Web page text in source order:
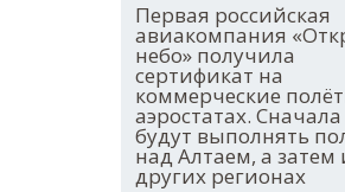
Первая российская
авиакомпания
небо» получила
сертификат на
коммерческие
аэростатах.
будут выполнять
над Алтаем, а затем
других регионах